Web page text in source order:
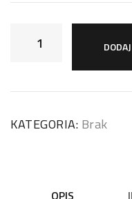
KATEGORIA: Brak